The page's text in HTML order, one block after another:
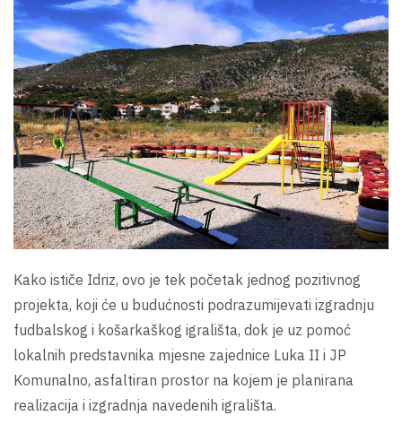
Kako ističe Idriz, ovo je tek početak jednog pozitivnog
projekta, koji će u budućnosti podrazumijevati izgradnju
fudbalskog i košarkaškog igrališta, dok je uz pomoć
lokalnih predstavnika mjesne zajednice Luka II i JP
Komunalno, asfaltiran prostor na kojem je planirana
realizacija i izgradnja navedenih igrališta.